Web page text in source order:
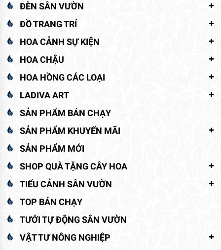
ĐÈN SÂN VƯỜN
ĐỒ TRANG TRÍ
HOA CẢNH SỰ KIỆN
HOA CHẬU
HOA HỒNG CÁC LOẠI
LADIVA ART
SẢN PHẨM BÁN CHẠY
SẢN PHẨM KHUYẾN MÃI
SẢN PHẨM MỚI
SHOP QUÀ TẶNG CÂY HOA
TIỂU CẢNH SÂN VƯỜN
TOP BÁN CHẠY
TƯỚI TỰ ĐỘNG SÂN VƯỜN
VẬT TƯ NÔNG NGHIỆP